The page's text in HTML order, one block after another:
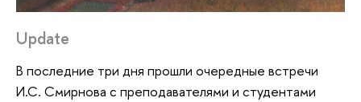
Update
В последние три дня прошли очередные встречи
И.С. Смирнова с преподавателями и студентами